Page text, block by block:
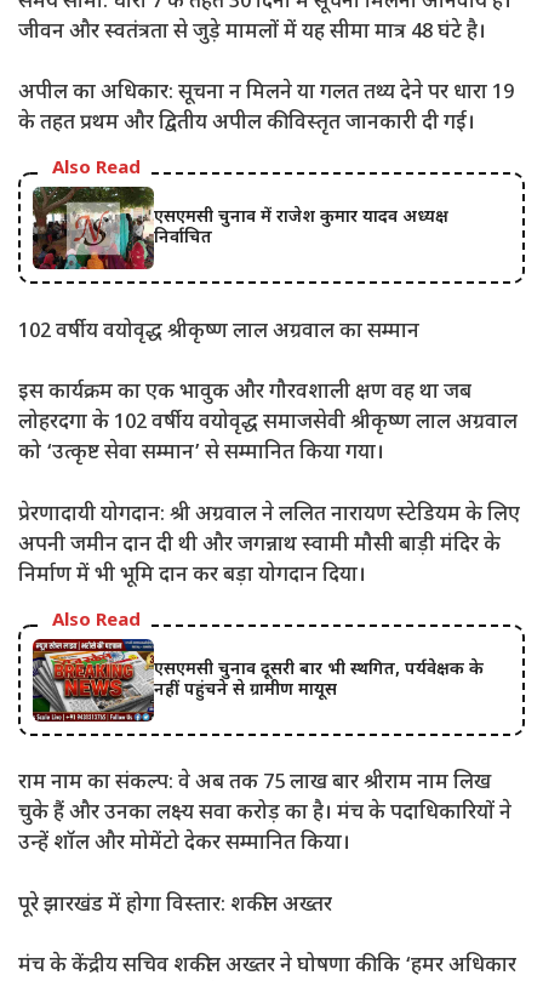
जीवन और स्वतंत्रता से जुड़े मामलों में यह सीमा मात्र 48 घंटे है।
​अपील का अधिकार: सूचना न मिलने या गलत तथ्य देने पर धारा 19
के तहत प्रथम और द्वितीय अपील की विस्तृत जानकारी दी गई।
Also Read
एसएमसी चुनाव में राजेश कुमार यादव अध्यक्ष
निर्वाचित
​102 वर्षीय वयोवृद्ध श्रीकृष्ण लाल अग्रवाल का सम्मान
​इस कार्यक्रम का एक भावुक और गौरवशाली क्षण वह था जब
लोहरदगा के 102 वर्षीय वयोवृद्ध समाजसेवी श्रीकृष्ण लाल अग्रवाल
को ‘उत्कृष्ट सेवा सम्मान’ से सम्मानित किया गया।
​प्रेरणादायी योगदान: श्री अग्रवाल ने ललित नारायण स्टेडियम के लिए
अपनी जमीन दान दी थी और जगन्नाथ स्वामी मौसी बाड़ी मंदिर के
निर्माण में भी भूमि दान कर बड़ा योगदान दिया।
Also Read
एसएमसी चुनाव दूसरी बार भी स्थगित, पर्यवेक्षक के
नहीं पहुंचने से ग्रामीण मायूस
​राम नाम का संकल्प: वे अब तक 75 लाख बार श्रीराम नाम लिख
चुके हैं और उनका लक्ष्य सवा करोड़ का है। मंच के पदाधिकारियों ने
उन्हें शॉल और मोमेंटो देकर सम्मानित किया।
पूरे झारखंड में होगा विस्तार: शकील अख्तर
​मंच के केंद्रीय सचिव शकील अख्तर ने घोषणा की कि ‘हमर अधिकार